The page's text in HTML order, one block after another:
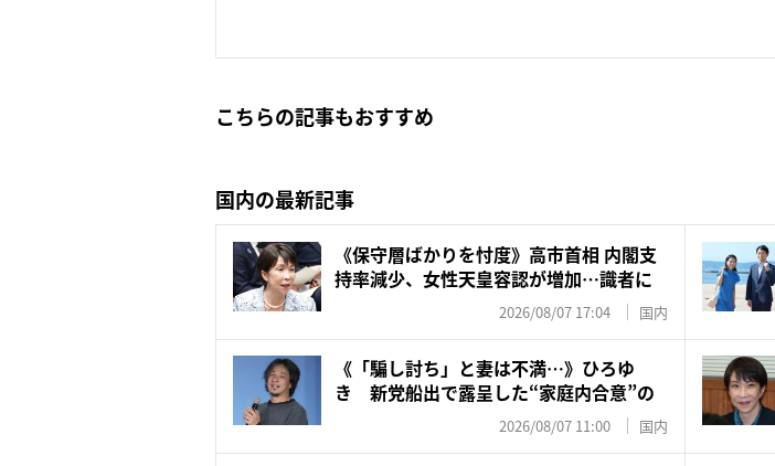
こちらの記事もおすすめ
国内の最新記事
《保守層ばかりを忖度》高市首相 内閣支
持率減少、女性天皇容認が増加…識者に
2026/08/07 17:04 国内
《「騙し討ち」と妻は不満…》ひろゆ
き 新党船出で露呈した“家庭内合意”の
2026/08/07 11:00 国内